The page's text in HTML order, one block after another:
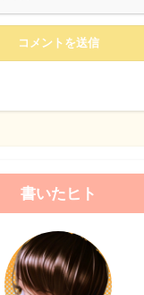
書いたヒト